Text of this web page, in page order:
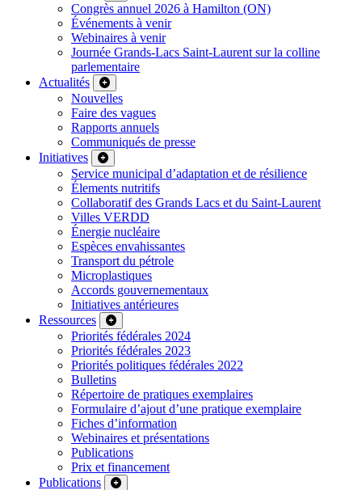
Congrès annuel 2026 à Hamilton (ON)
Événements à venir
Webinaires à venir
Journée Grands-Lacs Saint-Laurent sur la colline
parlementaire
Actualités
Nouvelles
Faire des vagues
Rapports annuels
Communiqués de presse
Initiatives
Service municipal d’adaptation et de résilience
Élements nutritifs
Collaboratif des Grands Lacs et du Saint-Laurent
Villes VERDD
Énergie nucléaire
Espèces envahissantes
Transport du pétrole
Microplastiques
Accords gouvernementaux
Initiatives antérieures
Ressources
Priorités fédérales 2024
Priorités fédérales 2023
Priorités politiques fédérales 2022
Bulletins
Répertoire de pratiques exemplaires
Formulaire d’ajout d’une pratique exemplaire
Fiches d’information
Webinaires et présentations
Publications
Prix et financement
Publications